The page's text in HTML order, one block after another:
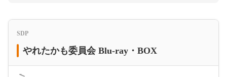
SDP
やれたかも委員会 Blu-ray・BOX
＜